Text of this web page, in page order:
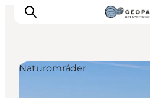
Naturområder